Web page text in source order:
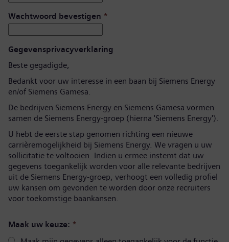
Wachtwoord bevestigen *
Gegevensprivacyverklaring
Beste gegadigde,
Bedankt voor uw interesse in een baan bij Siemens Energy
en/of Siemens Gamesa.
De bedrijven Siemens Energy en Siemens Gamesa vormen
samen de Siemens Energy-groep (hierna 'Siemens Energy').
U hebt de eerste stap genomen richting een nieuwe
carrièremogelijkheid bij Siemens Energy. We vragen u uw
sollicitatie te voltooien. Indien u ermee instemt dat uw
gegevens toegankelijk worden voor alle relevante bedrijven
uit de Siemens Energy-groep, verhoogt een volledig profiel
uw kansen om gevonden te worden door onze recruiters
voor toekomstige baankansen.
Maak uw keuze: *